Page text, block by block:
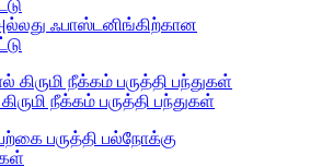
ஃபாஸ்டனிங்கிற்கான
நீக்கம் பருத்தி பந்துகள்